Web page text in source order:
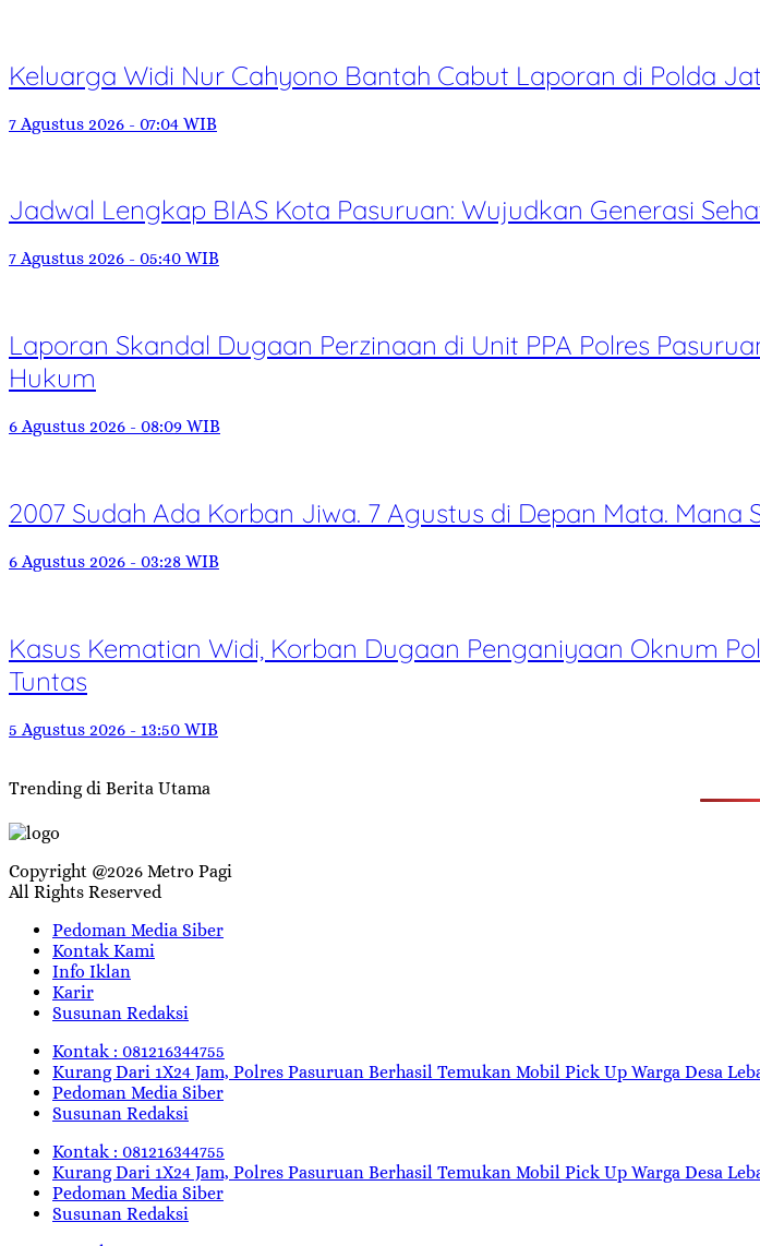
Keluarga Widi Nur Cahyono Bantah Cabut Laporan di Polda
7 Agustus 2026 - 07:04 WIB
Jadwal Lengkap BIAS Kota Pasuruan: Wujudkan Generasi
7 Agustus 2026 - 05:40 WIB
Laporan Skandal Dugaan Perzinaan di Unit PPA Polres
Hukum
6 Agustus 2026 - 08:09 WIB
2007 Sudah Ada Korban Jiwa. 7 Agustus di Depan Mata. Mana
6 Agustus 2026 - 03:28 WIB
Kasus Kematian Widi, Korban Dugaan Penganiyaan Oknum
Tuntas
5 Agustus 2026 - 13:50 WIB
Trending di Berita Utama
Copyright @2026 Metro Pagi
All Rights Reserved
Pedoman Media Siber
Kontak Kami
Info Iklan
Karir
Susunan Redaksi
Kontak : 081216344755
Kurang Dari 1X24 Jam, Polres Pasuruan Berhasil Temukan Mobil Pick Up Warga Desa
Pedoman Media Siber
Susunan Redaksi
Kontak : 081216344755
Kurang Dari 1X24 Jam, Polres Pasuruan Berhasil Temukan Mobil Pick Up Warga Desa
Pedoman Media Siber
Susunan Redaksi